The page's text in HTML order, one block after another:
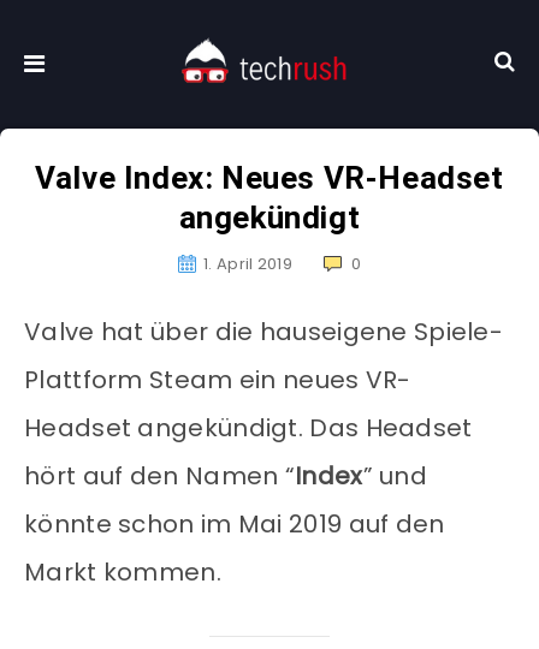
Valve Index: Neues VR-Headset
angekündigt
1. April 2019 0
Valve hat über die hauseigene Spiele-
Plattform Steam ein neues VR-
Headset angekündigt. Das Headset
hört auf den Namen “Index” und
könnte schon im Mai 2019 auf den
Markt kommen.